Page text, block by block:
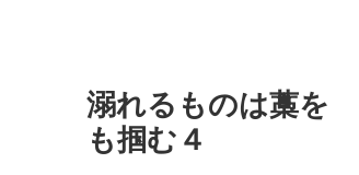
溺れるものは藁を
も掴む４